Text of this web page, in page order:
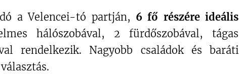
a Velencei-tó partján, 6 fő részére ideális
hálószobával, 2 fürdőszobával, tágas
rendelkezik. Nagyobb családok és baráti